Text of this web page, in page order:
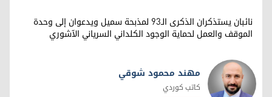
نائبان يستذكران الذكرى الـ93 لمذبحة سميل ويدعوان إلى وحدة
الموقف والعمل لحماية الوجود الكلداني السرياني الآشوري
مهند محمود شوقي
كاتب كوردي